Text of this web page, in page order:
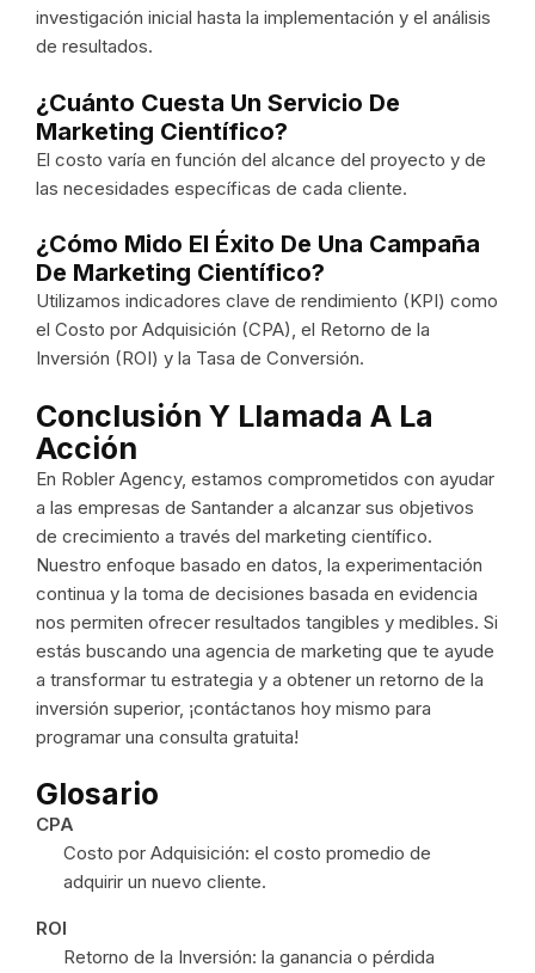
investigación inicial hasta la implementación y el análisis
de resultados.
¿Cuánto Cuesta Un Servicio De
Marketing Científico?
El costo varía en función del alcance del proyecto y de
las necesidades específicas de cada cliente.
¿Cómo Mido El Éxito De Una Campaña
De Marketing Científico?
Utilizamos indicadores clave de rendimiento (KPI) como
el Costo por Adquisición (CPA), el Retorno de la
Inversión (ROI) y la Tasa de Conversión.
Conclusión Y Llamada A La
Acción
En Robler Agency, estamos comprometidos con ayudar
a las empresas de Santander a alcanzar sus objetivos
de crecimiento a través del marketing científico.
Nuestro enfoque basado en datos, la experimentación
continua y la toma de decisiones basada en evidencia
nos permiten ofrecer resultados tangibles y medibles. Si
estás buscando una agencia de marketing que te ayude
a transformar tu estrategia y a obtener un retorno de la
inversión superior, ¡contáctanos hoy mismo para
programar una consulta gratuita!
Glosario
CPA
Costo por Adquisición: el costo promedio de
adquirir un nuevo cliente.
ROI
Retorno de la Inversión: la ganancia o pérdida